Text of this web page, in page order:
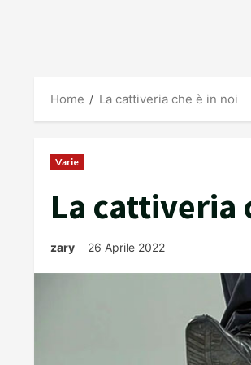
Home La cattiveria che è in noi
Varie
La cattiveria
zary 26 Aprile 2022